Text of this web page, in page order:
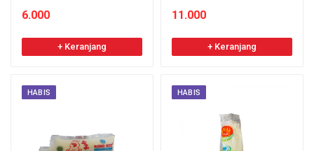
6.000
+ Keranjang
11.000
+ Keranjang
HABIS HABIS